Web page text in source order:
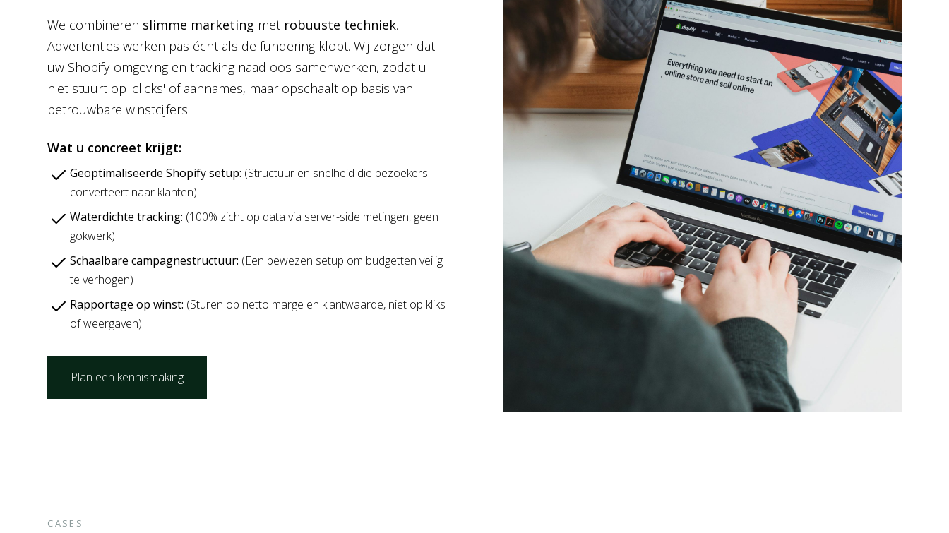
We combineren slimme marketing met robuuste techniek.
Advertenties werken pas écht als de fundering klopt. Wij zorgen dat
uw Shopify-omgeving en tracking naadloos samenwerken, zodat u
niet stuurt op 'clicks' of aannames, maar opschaalt op basis van
betrouwbare winstcijfers.
Wat u concreet krijgt:
Geoptimaliseerde Shopify setup: (Structuur en snelheid die bezoekers
converteert naar klanten)
Waterdichte tracking: (100% zicht op data via server-side metingen, geen
gokwerk)
Schaalbare campagnestructuur: (Een bewezen setup om budgetten veilig
te verhogen)
Rapportage op winst: (Sturen op netto marge en klantwaarde, niet op kliks
of weergaven)
Plan een kennismaking
CASES